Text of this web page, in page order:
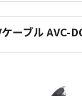
ーブル AVC-